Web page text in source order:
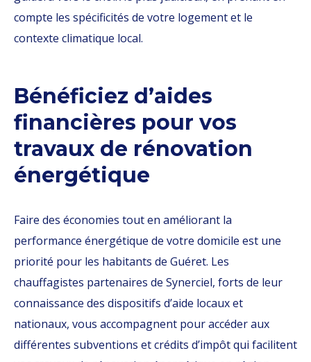
compte les spécificités de votre logement et le
contexte climatique local.
Bénéficiez d’aides
financières pour vos
travaux de rénovation
énergétique
Faire des économies tout en améliorant la
performance énergétique de votre domicile est une
priorité pour les habitants de Guéret. Les
chauffagistes partenaires de Synerciel, forts de leur
connaissance des dispositifs d’aide locaux et
nationaux, vous accompagnent pour accéder aux
différentes subventions et crédits d’impôt qui facilitent